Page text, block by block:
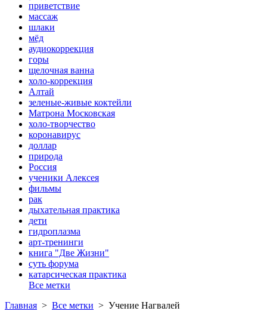
приветствие
массаж
шлаки
мёд
аудиокоррекция
горы
щелочная ванна
холо-коррекция
Алтай
зеленые-живые коктейли
Матрона Московская
холо-творчество
коронавирус
доллар
природа
Россия
ученики Алексея
фильмы
рак
дыхательная практика
дети
гидроплазма
арт-тренинги
книга "Две Жизни"
суть форума
катарсическая практика
Все метки
Главная > Все метки > Учение Нагвалей